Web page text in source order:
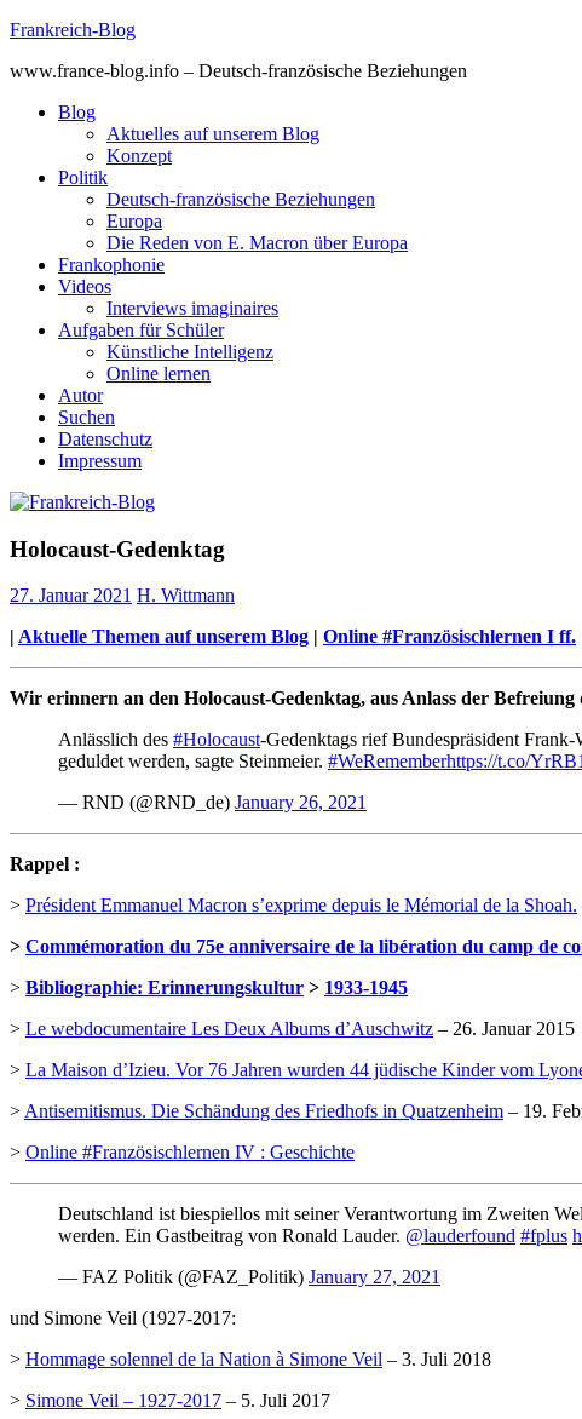
Skip
content
Frankreich-Blog
www.france-blog.info – Deutsch-französische Beziehungen
Blog
Aktuelles auf unserem Blog
Konzept
Politik
Deutsch-französische Beziehungen
Europa
Die Reden von E. Macron über Europa
Frankophonie
Videos
Interviews imaginaires
Aufgaben für Schüler
Künstliche Intelligenz
Online lernen
Autor
Suchen
Datenschutz
Impressum
Holocaust-Gedenktag
27. Januar 2021 H. Wittmann
| Aktuelle Themen auf unserem Blog | Online #Französischlernen I ff.
Wir erinnern an den Holocaust-Gedenktag, aus Anlass der
Anlässlich des #Holocaust-Gedenktags rief Bundespräsident Frank-
geduldet werden, sagte Steinmeier. #WeRememberhttps://t.co/
— RND (@RND_de) January 26, 2021
Rappel :
> Président Emmanuel Macron s’exprime depuis le Mémorial de la Shoah.
> Commémoration du 75e anniversaire de la libération du camp de
> Bibliographie: Erinnerungskultur > 1933-1945
> Le webdocumentaire Les Deux Albums d’Auschwitz – 26. Januar 2015
> La Maison d’Izieu. Vor 76 Jahren wurden 44 jüdische Kinder vom
>Antisemitismus. Die Schändung des Friedhofs in Quatzenheim – 19.
> Online #Französischlernen IV : Geschichte
Deutschland ist biespiellos mit seiner Verantwortung im Zweiten
werden. Ein Gastbeitrag von Ronald Lauder. @lauderfound #fplus
— FAZ Politik (@FAZ_Politik) January 27, 2021
und Simone Veil (1927-2017:
> Hommage solennel de la Nation à Simone Veil – 3. Juli 2018
> Simone Veil – 1927-2017 – 5. Juli 2017